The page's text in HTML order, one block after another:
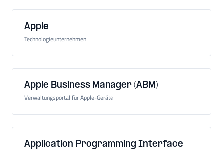
Apple
Technologieunternehmen
Apple Business Manager (ABM)
Verwaltungsportal für Apple-Geräte
Application Programming Interface